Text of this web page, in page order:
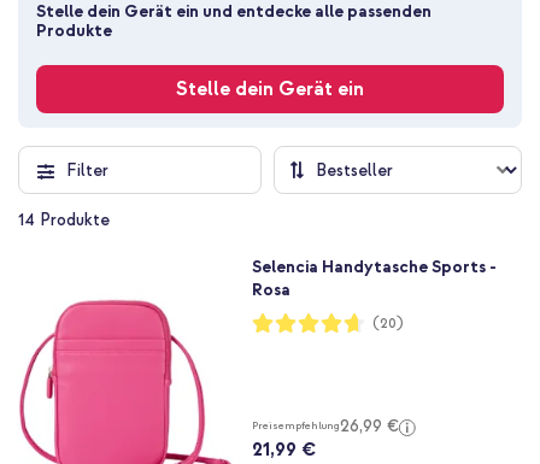
Stelle dein Gerät ein und entdecke alle passenden
Produkte
Stelle dein Gerät ein
Filter
14 Produkte
Selencia Handytasche Sports -
Rosa
Bewertung:
93%
(20)
Preisempfehlung26,99 €
21,99 €